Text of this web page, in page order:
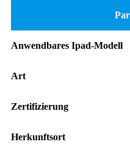
Anwendbares Ipad-Modell
Art
Zertifizierung
Herkunftsort